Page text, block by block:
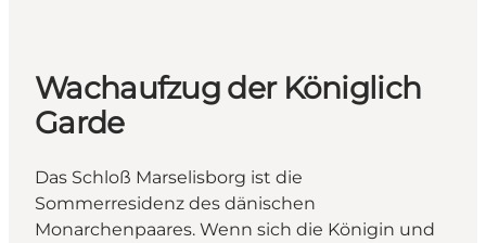
Wachaufzug der Königlich
Garde
Das Schloß Marselisborg ist die
Sommerresidenz des dänischen
Monarchenpaares. Wenn sich die Königin und